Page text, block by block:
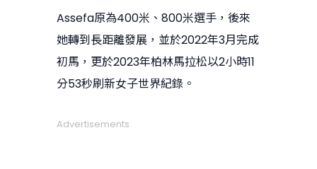
Assefa原為400米、800米選手，後來
她轉到長距離發展，並於2022年3月完成
初馬，更於2023年柏林馬拉松以2小時11
分53秒刷新女子世界紀錄。
Advertisements